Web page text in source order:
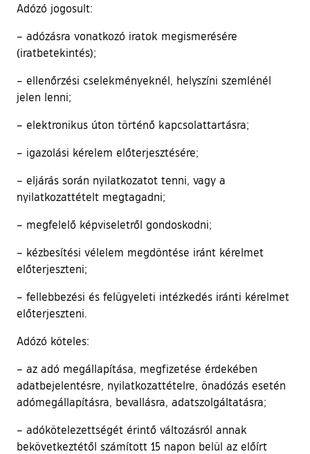
Adózó jogosult:
– adózásra vonatkozó iratok megismerésére
(iratbetekintés);
– ellenőrzési cselekményeknél, helyszíni szemlénél
jelen lenni;
– elektronikus úton történő kapcsolattartásra;
– igazolási kérelem előterjesztésére;
– eljárás során nyilatkozatot tenni, vagy a
nyilatkozattételt megtagadni;
– megfelelő képviseletről gondoskodni;
– kézbesítési vélelem megdöntése iránt kérelmet
előterjeszteni;
– fellebbezési és felügyeleti intézkedés iránti kérelmet
előterjeszteni.
Adózó köteles:
– az adó megállapítása, megfizetése érdekében
adatbejelentésre, nyilatkozattételre, önadózás esetén
adómegállapításra, bevallásra, adatszolgáltatásra;
– adókötelezettségét érintő változásról annak
bekövetkeztétől számított 15 napon belül az előírt